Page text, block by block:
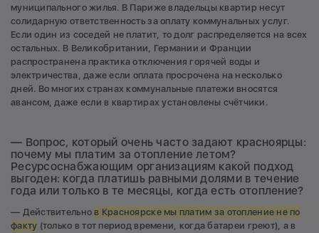
муниципального жилья. В Париже владельцы квартир несут
солидарную ответственность за оплату коммунальных услуг.
Если один из соседей не платит, то долг распределяется на всех
остальных. В Великобритании, Германии и Франции
распространена практика отключения горячей воды и
электричества, даже если оплата просрочена на несколько
дней. Во многих странах коммунальные платежи вносятся
авансом, даже если в квартирах установлены счётчики.
— Вопрос, который очень часто задают красноярцы:
почему мы платим за отопление летом?
Ресурсоснабжающим организациям какой подход
выгоден: когда платишь равными долями в течение
года или только в те месяцы, когда есть отопление?
— Действительно в Красноярске мы платим за отопление не по
факту (только в тот период времени, когда батареи греют), а в